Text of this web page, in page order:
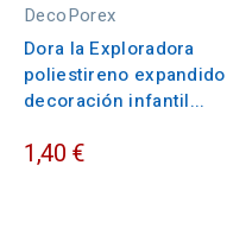
DecoPorex
Dora la Exploradora
poliestireno expandido
decoración infantil...
1,40 €